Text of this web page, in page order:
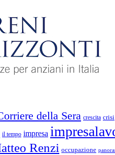
della Sera crescita crisi
il tempo impresa
Renzi occupazione